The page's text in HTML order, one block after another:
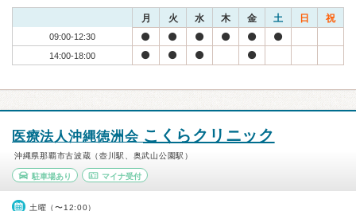
月 火 水 木 金 土 日 祝
09:00-12:30
14:00-18:00
医療法人沖縄徳洲会 こくらクリニック
沖縄県那覇市古波蔵（壺川駅、奥武山公園駅）
駐車場あり マイナ受付
土曜（〜12:00）